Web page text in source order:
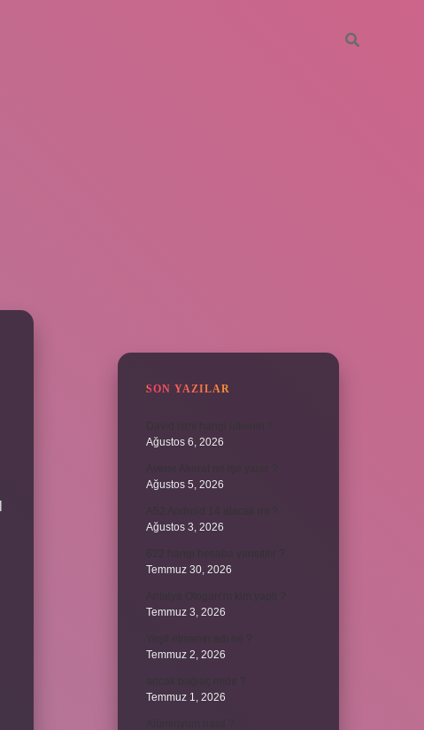
SON YAZILAR
Ağustos 6, 2026
Ağustos 5, 2026
Ağustos 3, 2026
Temmuz 30, 2026
Temmuz 3, 2026
Temmuz 2, 2026
Temmuz 1, 2026